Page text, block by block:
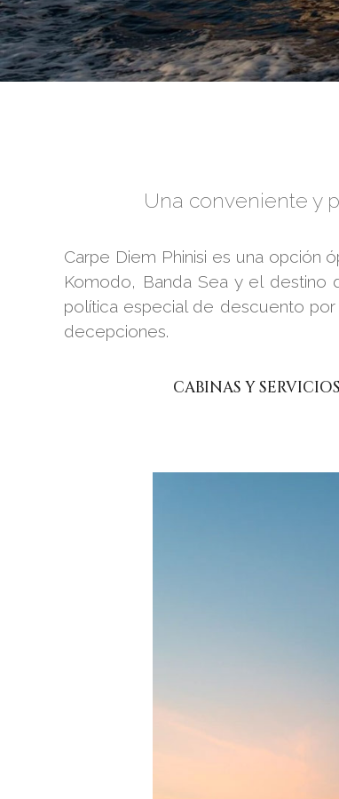
Una conveniente y
Carpe Diem Phinisi es una opción
Komodo, Banda Sea y el destino
política especial de descuento por
decepciones.
CABINAS Y SERVICIOS